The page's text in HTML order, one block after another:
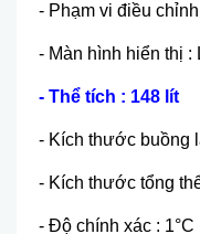
- Phạm vi điều
- Màn hình hiển thị :
- Thể tích : 148 lít
- Kích thước buồng
- Kích thước tổng
- Độ chính xác :